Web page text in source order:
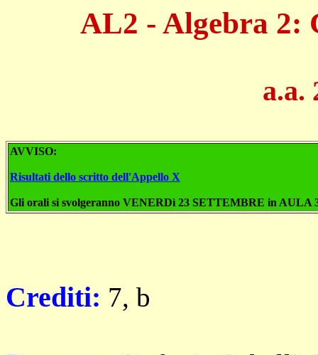
AL2 - Algebra 2:
a.a.
AVVISO:
Risultati dello scritto dell'Appello X
Gli orali si svolgeranno VENERDì 23 SETTEMBRE in AULA
Crediti: 7, b